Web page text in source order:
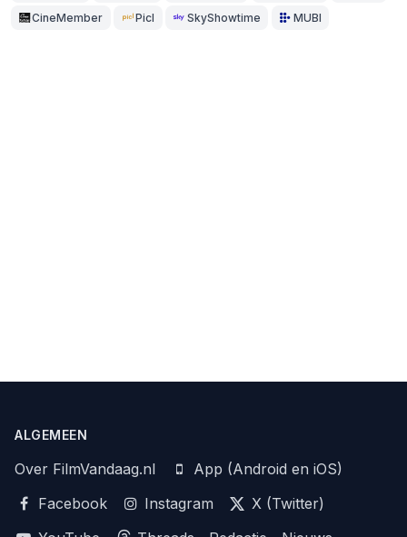
CineMember Picl SkyShowtime MUBI
ALGEMEEN
Over FilmVandaag.nl
App (Android en iOS)
Facebook
Instagram
X (Twitter)